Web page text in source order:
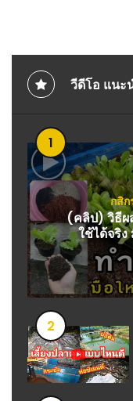
วีดีโอ แนะ
1
กสิ
(คลิป) วิธีผ
ใช้ได้จริ
2